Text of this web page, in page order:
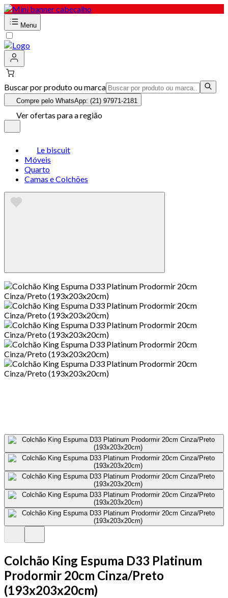
Menu
Buscar por produto ou marca
Compre pelo WhatsApp: (21) 97971-2181
Ver ofertas para a região
Le biscuit
Móveis
Quarto
Camas e Colchões
Colchão King Espuma D33 Platinum
Prodormir 20cm Cinza/Preto
(193x203x20cm)